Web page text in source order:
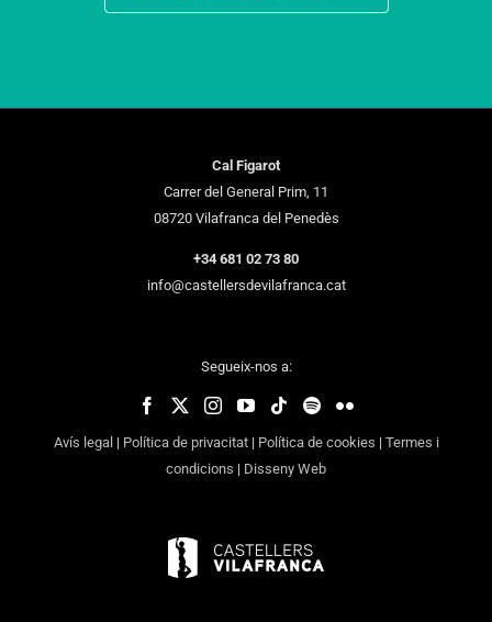
Cal Figarot
Carrer del General Prim, 11
08720 Vilafranca del Penedès
+34 681 02 73 80
info@castellersdevilafranca.cat
Segueix-nos a:
Avís legal | Política de privacitat| Política de cookies | Termes i
condicions | Disseny Web